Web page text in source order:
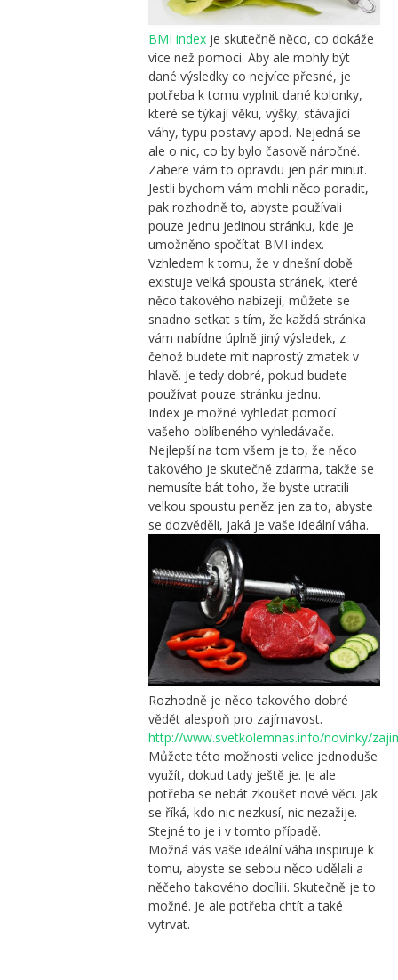
BMI indexje skutečně něco, co dokáže
více než pomoci. Aby ale mohly být
dané výsledky co nejvíce přesné, je
potřeba k tomu vyplnit dané kolonky,
které se týkají věku, výšky, stávající
váhy, typu postavy apod. Nejedná se
ale o nic, co by bylo časově náročné.
Zabere vám to opravdu jen pár minut.
Jestli bychom vám mohli něco poradit,
pak rozhodně to, abyste používali
pouze jednu jedinou stránku, kde je
umožněno spočítat BMI index.
Vzhledem k tomu, že v dnešní době
existuje velká spousta stránek, které
něco takového nabízejí, můžete se
snadno setkat s tím, že každá stránka
vám nabídne úplně jiný výsledek, z
čehož budete mít naprostý zmatek v
hlavě. Je tedy dobré, pokud budete
používat pouze stránku jednu.
Index je možné vyhledat pomocí
vašeho oblíbeného vyhledávače.
Nejlepší na tom všem je to, že něco
takového je skutečně zdarma, takže se
nemusíte bát toho, že byste utratili
velkou spoustu peněz jen za to, abyste
se dozvěděli, jaká je vaše ideální váha.
Rozhodně je něco takového dobré
vědět alespoň pro zajímavost.
http://www.svetkolemnas.info/novinky/
Můžete této možnosti velice jednoduše
využít, dokud tady ještě je. Je ale
potřeba se nebát zkoušet nové věci. Jak
se říká, kdo nic nezkusí, nic nezažije.
Stejné to je i v tomto případě.
Možná vás vaše ideální váha inspiruje k
tomu, abyste se sebou něco udělali a
něčeho takového docílili. Skutečně je to
možné. Je ale potřeba chtít a také
vytrvat.